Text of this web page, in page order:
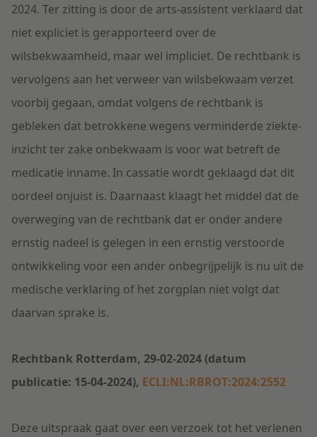
2024. Ter zitting is door de arts-assistent verklaard dat
niet expliciet is gerapporteerd over de
wilsbekwaamheid, maar wel impliciet. De rechtbank is
vervolgens aan het verweer van wilsbekwaam verzet
voorbij gegaan, omdat volgens de rechtbank is
gebleken dat betrokkene wegens verminderde ziekte-
inzicht ter zake onbekwaam is voor wat betreft de
medicatie inname. In cassatie wordt geklaagd dat dit
oordeel onjuist is. Daarnaast klaagt het middel dat de
overweging van de rechtbank dat er onder andere
ernstig nadeel is gelegen in een ernstig verstoorde
ontwikkeling voor een ander onbegrijpelijk is nu uit de
medische verklaring of het zorgplan niet volgt dat
daarvan sprake is.
Rechtbank Rotterdam, 29-02-2024 (datum
publicatie: 15-04-2024), ECLI:NL:RBROT:2024:2552
Deze uitspraak gaat over een verzoek tot het verlenen